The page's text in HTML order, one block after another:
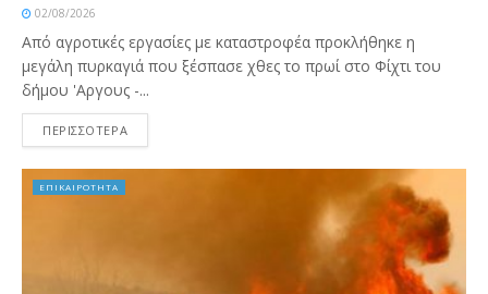
02/08/2026
Από αγροτικές εργασίες με καταστροφέα προκλήθηκε η
μεγάλη πυρκαγιά που ξέσπασε χθες το πρωί στο Φίχτι του
δήμου 'Αργους -...
ΠΕΡΙΣΣΟΤΕΡΑ
ΕΠΙΚΑΙΡΟΤΗΤΑ